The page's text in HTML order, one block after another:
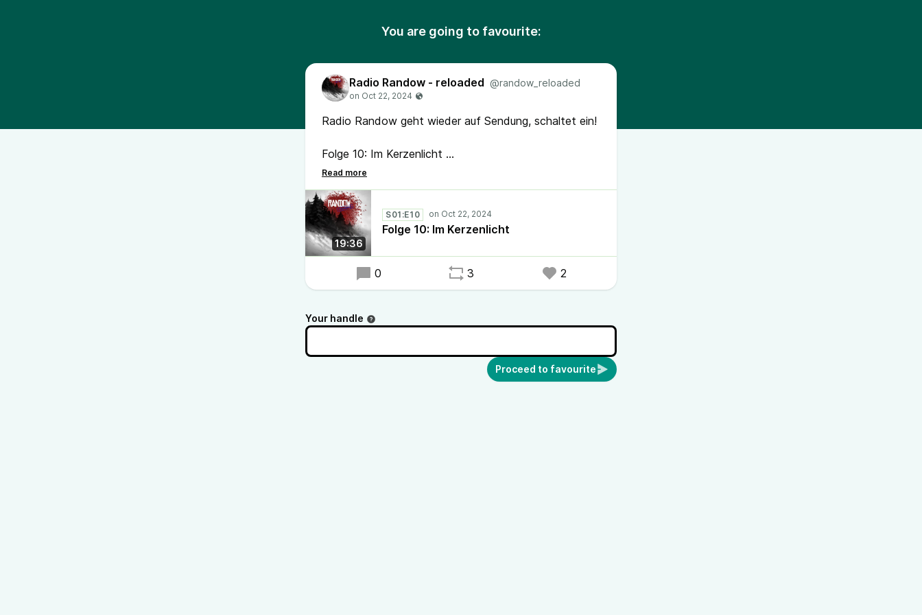
You are going to favourite:
Radio Randow - reloaded @randow_reloaded
Radio Randow geht wieder auf Sendung, schaltet ein!
Folge 10: Im Kerzenlicht
#RadioRandow #Randow #Podcast #Mystery
19:36
S01:E10
Folge 10: Im Kerzenlicht
0 3 2
Your handle
Proceed to favourite